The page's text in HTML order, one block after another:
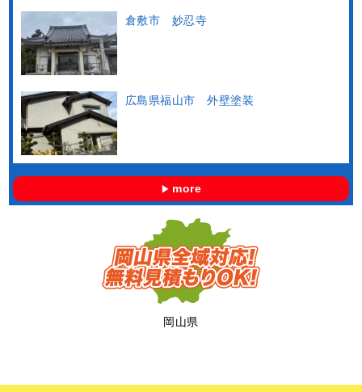
倉敷市 妙忍寺
広島県福山市 外壁塗装
more
岡山県